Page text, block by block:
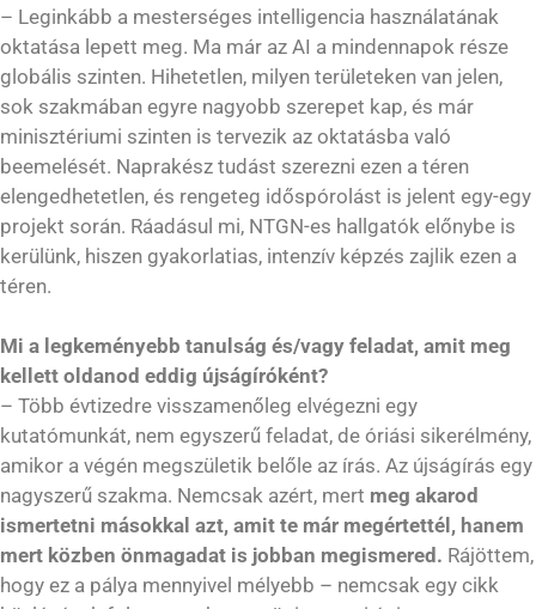
– Leginkább a mesterséges intelligencia használatának
oktatása lepett meg. Ma már az AI a mindennapok része
globális szinten. Hihetetlen, milyen területeken van jelen,
sok szakmában egyre nagyobb szerepet kap, és már
minisztériumi szinten is tervezik az oktatásba való
beemelését. Naprakész tudást szerezni ezen a téren
elengedhetetlen, és rengeteg időspórolást is jelent egy-egy
projekt során. Ráadásul mi, NTGN-es hallgatók előnybe is
kerülünk, hiszen gyakorlatias, intenzív képzés zajlik ezen a
téren.
Mi a legkeményebb tanulság és/vagy feladat, amit meg
kellett oldanod eddig újságíróként?
– Több évtizedre visszamenőleg elvégezni egy
kutatómunkát, nem egyszerű feladat, de óriási sikerélmény,
amikor a végén megszületik belőle az írás. Az újságírás egy
nagyszerű szakma. Nemcsak azért, mert meg akarod
ismertetni másokkal azt, amit te már megértettél, hanem
mert közben önmagadat is jobban megismered. Rájöttem,
hogy ez a pálya mennyivel mélyebb – nemcsak egy cikk